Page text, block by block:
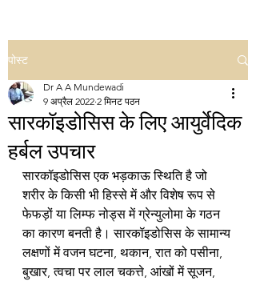
पोस्ट
सारकॉइडोसिस के लिए आयुर्वेदिक
हर्बल उपचार
Dr A A Mundewadi
9 अप्रैल 2022 2 मिनट पठन
सारकॉइडोसिस एक भड़काऊ स्थिति है जो
शरीर के किसी भी हिस्से में और विशेष रूप से
फेफड़ों या लिम्फ नोड्स में ग्रेन्युलोमा के गठन
का कारण बनती है। सारकॉइडोसिस के सामान्य
लक्षणों में वजन घटना, थकान, रात को पसीना,
बुखार, त्वचा पर लाल चकत्ते, आंखों में सूजन,